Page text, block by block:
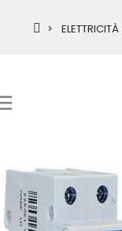
ELETTRICITÀ